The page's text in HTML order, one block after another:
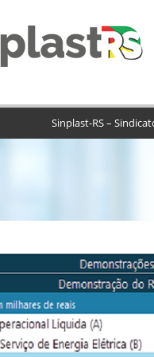
Sinplast-RS –